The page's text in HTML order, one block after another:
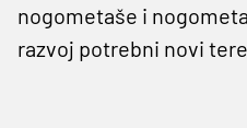
nogometaše i
razvoj potrebni novi